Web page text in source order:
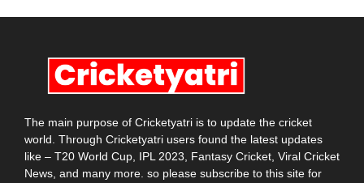
The main purpose of Cricketyatri is to update the cricket
world. Through Cricketyatri users found the latest updates
like – T20 World Cup, IPL 2023, Fantasy Cricket, Viral Cricket
News, and many more. so please subscribe to this site for